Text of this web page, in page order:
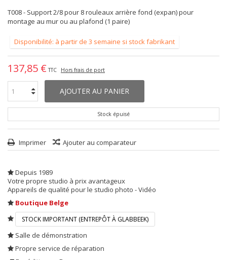
T008 - Support 2/8 pour 8 rouleaux arrière fond (expan) pour
montage au mur ou au plafond (1 paire)
Disponibilité: à partir de 3 semaine si stock fabrikant
137,85 € TTC Hors frais de port
AJOUTER AU PANIER
Stock épuisé
Imprimer Ajouter au comparateur
Depuis 1989
Votre propre studio à prix avantageux
Appareils de qualité pour le studio photo - Vidéo
Boutique Belge
STOCK IMPORTANT (ENTREPÔT À GLABBEEK)
Salle de démonstration
Propre service de réparation